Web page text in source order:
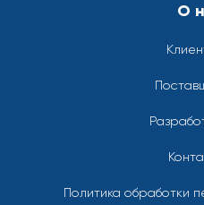
О
Политика обработки